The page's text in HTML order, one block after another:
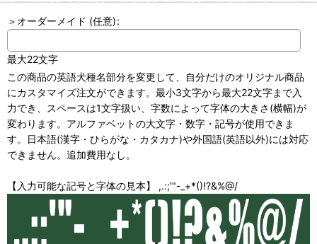
＞オーダーメイド (任意):
最大22文字
この商品の英語犬種名部分を変更して、自分だけのオリジナル商品
にカスタマイズ注文ができます。最小3文字から最大22文字まで入
力でき、スペースは1文字扱い、字数によって字体の大きさ(横幅)が
変わります。アルファベットの大文字・数字・記号が使用できま
す。日本語(漢字・ひらがな・カタカナ)や外国語(英語以外)には対応
できません。追加費用なし。
【入力可能な記号と字体の見本】 ,.:;'"-_+*()!?&%@/